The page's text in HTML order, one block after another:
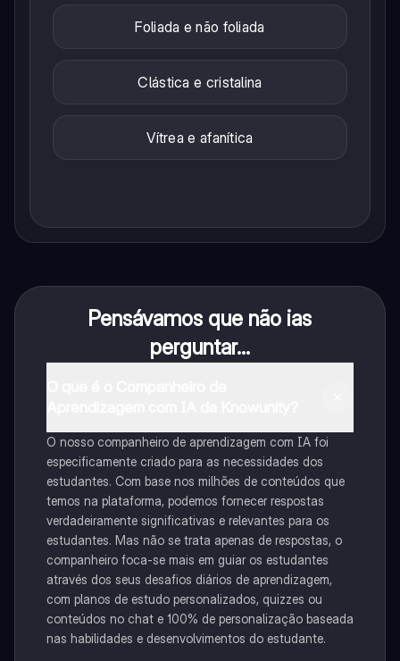
Foliada e não foliada
Clástica e cristalina
Vítrea e afanítica
Pensávamos que não ias
perguntar...
O nosso companheiro de aprendizagem com IA foi
especificamente criado para as necessidades dos
estudantes. Com base nos milhões de conteúdos que
temos na plataforma, podemos fornecer respostas
verdadeiramente significativas e relevantes para os
estudantes. Mas não se trata apenas de respostas, o
companheiro foca-se mais em guiar os estudantes
através dos seus desafios diários de aprendizagem,
com planos de estudo personalizados, quizzes ou
conteúdos no chat e 100% de personalização baseada
nas habilidades e desenvolvimentos do estudante.